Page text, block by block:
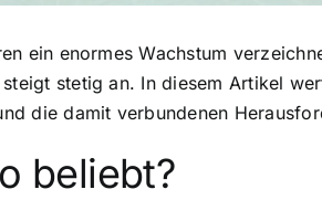
ein enormes Wachstum
stetig an. In diesem Artikel
die damit verbundenen
beliebt?